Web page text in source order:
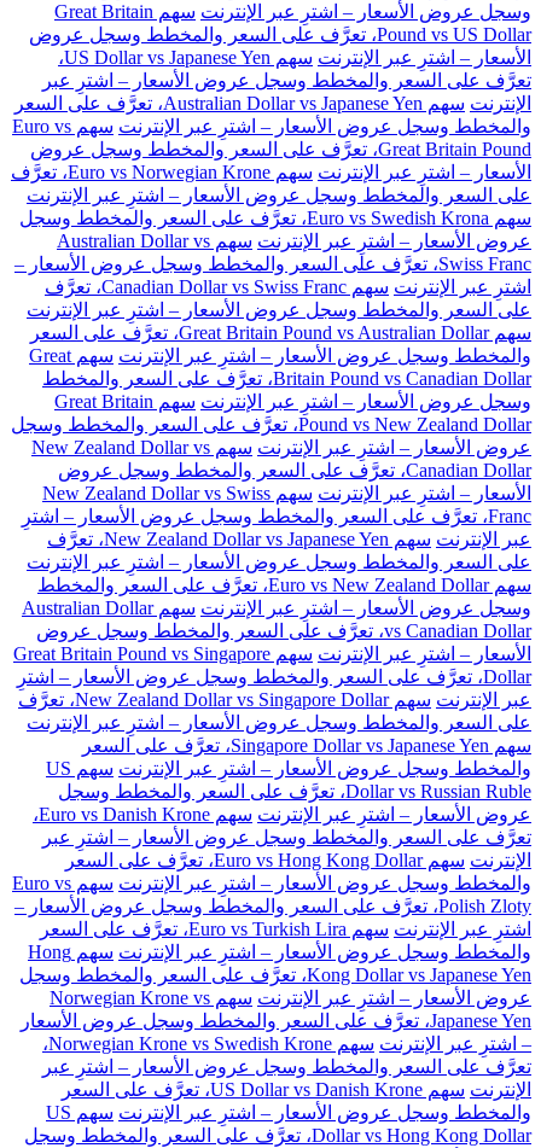
وسجل عروض الأسعار – اشترِ عبر الإنترنت
سهم Great Britain
Pound vs US Dollar، تعرَّف على السعر والمخطط وسجل عروض
الأسعار – اشترِ عبر الإنترنت
سهم US Dollar vs Japanese Yen،
تعرَّف على السعر والمخطط وسجل عروض الأسعار – اشترِ عبر
الإنترنت
سهم Australian Dollar vs Japanese Yen، تعرَّف على السعر
والمخطط وسجل عروض الأسعار – اشترِ عبر الإنترنت
سهم Euro vs
Great Britain Pound، تعرَّف على السعر والمخطط وسجل عروض
الأسعار – اشترِ عبر الإنترنت
سهم Euro vs Norwegian Krone، تعرَّف
على السعر والمخطط وسجل عروض الأسعار – اشترِ عبر الإنترنت
سهم Euro vs Swedish Krona، تعرَّف على السعر والمخطط وسجل
عروض الأسعار – اشترِ عبر الإنترنت
سهم Australian Dollar vs
Swiss Franc، تعرَّف على السعر والمخطط وسجل عروض الأسعار –
اشترِ عبر الإنترنت
سهم Canadian Dollar vs Swiss Franc، تعرَّف
على السعر والمخطط وسجل عروض الأسعار – اشترِ عبر الإنترنت
سهم Great Britain Pound vs Australian Dollar، تعرَّف على السعر
والمخطط وسجل عروض الأسعار – اشترِ عبر الإنترنت
سهم Great
Britain Pound vs Canadian Dollar، تعرَّف على السعر والمخطط
وسجل عروض الأسعار – اشترِ عبر الإنترنت
سهم Great Britain
Pound vs New Zealand Dollar، تعرَّف على السعر والمخطط وسجل
عروض الأسعار – اشترِ عبر الإنترنت
سهم New Zealand Dollar vs
Canadian Dollar، تعرَّف على السعر والمخطط وسجل عروض
الأسعار – اشترِ عبر الإنترنت
سهم New Zealand Dollar vs Swiss
Franc، تعرَّف على السعر والمخطط وسجل عروض الأسعار – اشترِ
عبر الإنترنت
سهم New Zealand Dollar vs Japanese Yen، تعرَّف
على السعر والمخطط وسجل عروض الأسعار – اشترِ عبر الإنترنت
سهم Euro vs New Zealand Dollar، تعرَّف على السعر والمخطط
وسجل عروض الأسعار – اشترِ عبر الإنترنت
سهم Australian Dollar
vs Canadian Dollar، تعرَّف على السعر والمخطط وسجل عروض
الأسعار – اشترِ عبر الإنترنت
سهم Great Britain Pound vs Singapore
Dollar، تعرَّف على السعر والمخطط وسجل عروض الأسعار – اشترِ
عبر الإنترنت
سهم New Zealand Dollar vs Singapore Dollar، تعرَّف
على السعر والمخطط وسجل عروض الأسعار – اشترِ عبر الإنترنت
سهم Singapore Dollar vs Japanese Yen، تعرَّف على السعر
والمخطط وسجل عروض الأسعار – اشترِ عبر الإنترنت
سهم US
Dollar vs Russian Ruble، تعرَّف على السعر والمخطط وسجل
عروض الأسعار – اشترِ عبر الإنترنت
سهم Euro vs Danish Krone،
تعرَّف على السعر والمخطط وسجل عروض الأسعار – اشترِ عبر
الإنترنت
سهم Euro vs Hong Kong Dollar، تعرَّف على السعر
والمخطط وسجل عروض الأسعار – اشترِ عبر الإنترنت
سهم Euro vs
Polish Zloty، تعرَّف على السعر والمخطط وسجل عروض الأسعار –
اشترِ عبر الإنترنت
سهم Euro vs Turkish Lira، تعرَّف على السعر
والمخطط وسجل عروض الأسعار – اشترِ عبر الإنترنت
سهم Hong
Kong Dollar vs Japanese Yen، تعرَّف على السعر والمخطط وسجل
عروض الأسعار – اشترِ عبر الإنترنت
سهم Norwegian Krone vs
Japanese Yen، تعرَّف على السعر والمخطط وسجل عروض الأسعار
– اشترِ عبر الإنترنت
سهم Norwegian Krone vs Swedish Krone،
تعرَّف على السعر والمخطط وسجل عروض الأسعار – اشترِ عبر
الإنترنت
سهم US Dollar vs Danish Krone، تعرَّف على السعر
والمخطط وسجل عروض الأسعار – اشترِ عبر الإنترنت
سهم US
Dollar vs Hong Kong Dollar، تعرَّف على السعر والمخطط وسجل